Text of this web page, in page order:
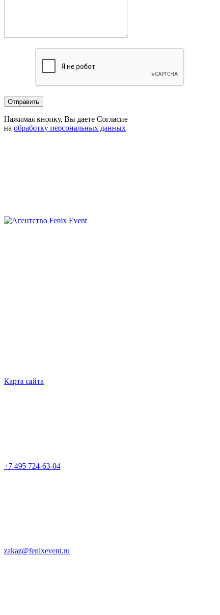
Нажимая кнопку, Вы даете Согласие
на обработку персональных данных
Агентство
Карта сайта
+7 495 724-63-04
zakaz@fenixevent.ru